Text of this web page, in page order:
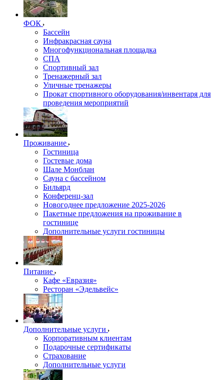
ФОК
Бассейн
Инфракрасная сауна
Многофункциональная площадка
СПА
Спортивный зал
Тренажерный зал
Уличные тренажеры
Прокат спортивного оборудования/инвентаря для
проведения мероприятий
Проживание
Гостиница
Гостевые дома
Шале Монблан
Сауна с бассейном
Бильярд
Конференц-зал
Новогоднее предложение 2025-2026
Пакетные предложения на проживание в
гостинице
Дополнительные услуги гостиницы
Питание
Кафе «Евразия»
Ресторан «Эдельвейс»
Дополнительные услуги
Корпоративным клиентам
Подарочные сертификаты
Страхование
Дополнительные услуги